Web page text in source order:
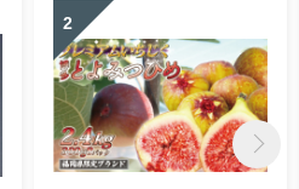
2